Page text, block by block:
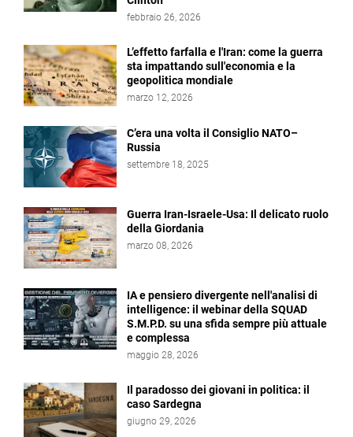
febbraio 26, 2026
L’effetto farfalla e l'Iran: come la guerra
sta impattando sull'economia e la
geopolitica mondiale
marzo 12, 2026
C’era una volta il Consiglio NATO–
Russia
settembre 18, 2025
Guerra Iran-Israele-Usa: Il delicato ruolo
della Giordania
marzo 08, 2026
IA e pensiero divergente nell'analisi di
intelligence: il webinar della SQUAD
S.M.P.D. su una sfida sempre più attuale
e complessa
maggio 28, 2026
Il paradosso dei giovani in politica: il
caso Sardegna
giugno 29, 2026